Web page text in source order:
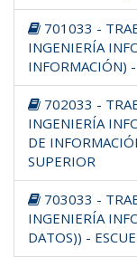
701033 -
INGENIERÍA
INFORMACIÓN)
702033 -
INGENIERÍA
DE
SUPERIOR
703033 -
INGENIERÍA
DATOS)) -